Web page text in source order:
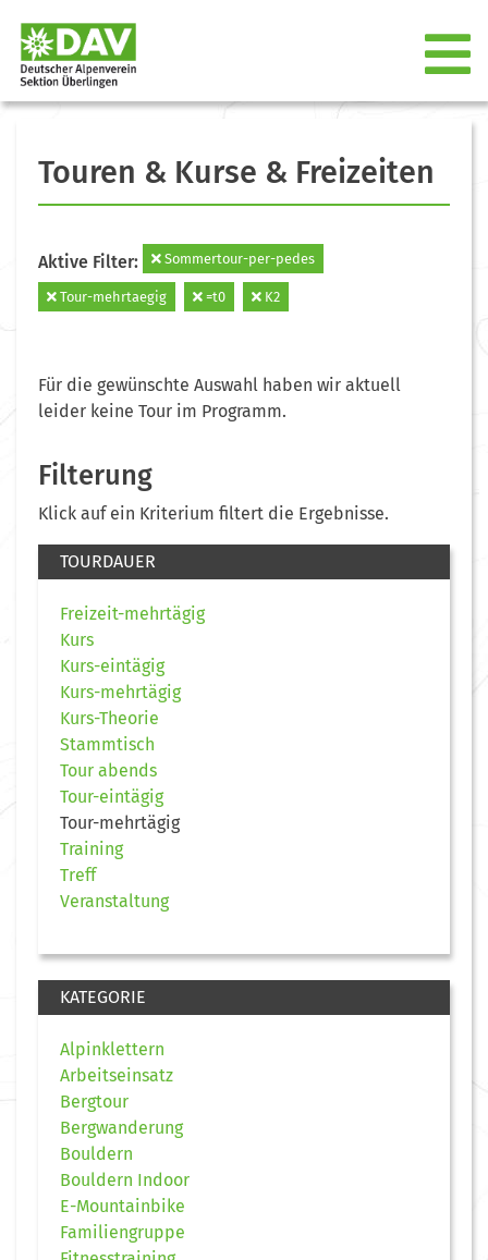
Touren & Kurse & Freizeiten
Aktive Filter: Sommertour-per-pedes
Tour-mehrtaegig =t0 K2
Für die gewünschte Auswahl haben wir aktuell
leider keine Tour im Programm.
Filterung
Klick auf ein Kriterium filtert die Ergebnisse.
TOURDAUER
Freizeit-mehrtägig
Kurs
Kurs-eintägig
Kurs-mehrtägig
Kurs-Theorie
Stammtisch
Tour abends
Tour-eintägig
Tour-mehrtägig
Training
Treff
Veranstaltung
KATEGORIE
Alpinklettern
Arbeitseinsatz
Bergtour
Bergwanderung
Bouldern
Bouldern Indoor
E-Mountainbike
Familiengruppe